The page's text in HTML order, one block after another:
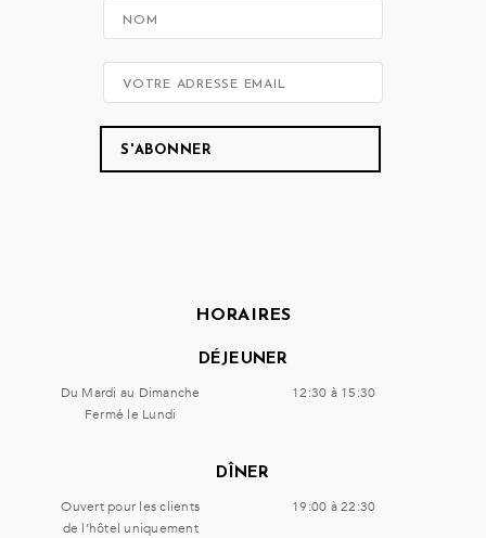
HORAIRES
DÉJEUNER
Du Mardi au Dimanche
Fermé le Lundi
12:30 à 15:30
DÎNER
Ouvert pour les clients
de l’hôtel uniquement
19:00 à 22:30